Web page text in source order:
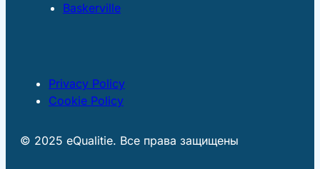
Baskerville
Privacy Policy
Cookie Policy
© 2025 eQualitie. Все права защищены